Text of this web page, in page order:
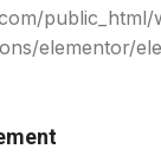
public_html/
elementor/